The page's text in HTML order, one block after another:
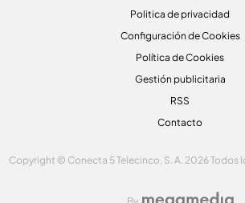
Politica de privacidad
Configuración de Cookies
Política de Cookies
Gestión publicitaria
RSS
Contacto
Copyright © Conecta 5 Telecinco, S. A. 2026 Todos
By